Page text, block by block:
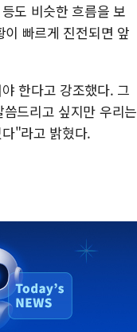
도 비슷한 흐름을 보
빠르게 진전되면 앞
한다고 강조했다. 그
드리고 싶지만 우리는
"라고 밝혔다.